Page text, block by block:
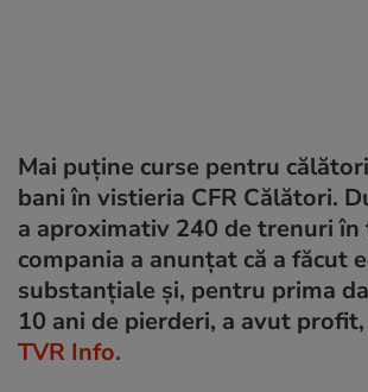
Mai puține curse pentru
bani în vistieria CFR Călători.
a aproximativ 240 de trenuri în
compania a anunțat că a făcut
substanțiale și, pentru prima
10 ani de pierderi, a avut
TVR Info.